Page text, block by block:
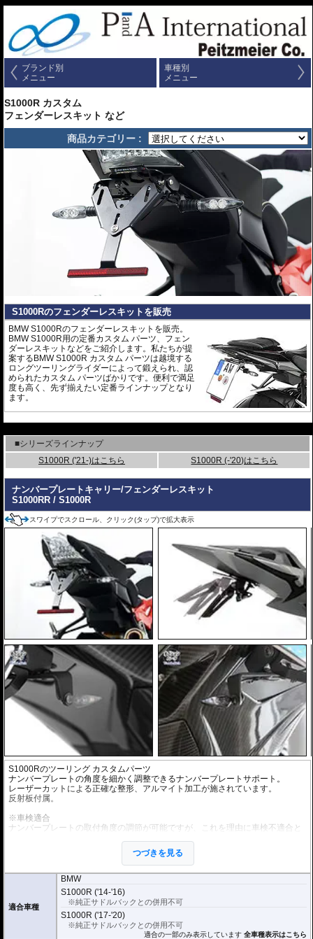
ブランド別
メニュー
車種別
メニュー
S1000R カスタム
フェンダーレスキット など
商品カテゴリー :
S1000Rのフェンダーレスキットを販売
BMW S1000Rのフェンダーレスキットを販売。
BMW S1000R用の定番カスタム パーツ、フェン
ダーレスキットなどをご紹介します。私たちが提
案するBMW S1000R カスタム パーツは越境する
ロングツーリングライダーによって鍛えられ、認
められたカスタム パーツばかりです。便利で満足
度も高く、先ず揃えたい定番ラインナップとなり
ます。
■シリーズラインナップ
S1000R ('21-)はこちら
S1000R (-'20)はこちら
ナンバープレートキャリー/フェンダーレスキット
S1000RR / S1000R
スワイプでスクロール、クリック(タップ)で拡大表示
S1000Rのツーリング カスタムパーツ
ナンバープレートの角度を細かく調整できるナンバープレートサポート。
レーザーカットによる正確な整形、アルマイト加工が施されています。
反射板付属。
※車検適合
ナンバープレートの取付角度の調節が可能ですが、これを理由に車検不適合と
国土交通省自動車局自動車情報課 及び 整備課に確認済み
オプションにウインカーブラケットをご用意
汎用リアウインカー（取り付けボルト径がM5）を取り付けることができます。
車検対応 世界最小ウインカーであるKellermann/ケラーマンの
micro S等の設置がスマートに行なえます。
つづきを見る
適合車種
BMW
S1000R ('14-'16)
※純正サドルバックとの併用不可
S1000R ('17-'20)
※純正サドルバックとの併用不可
適合の一部のみ表示しています全車種表示はこちら